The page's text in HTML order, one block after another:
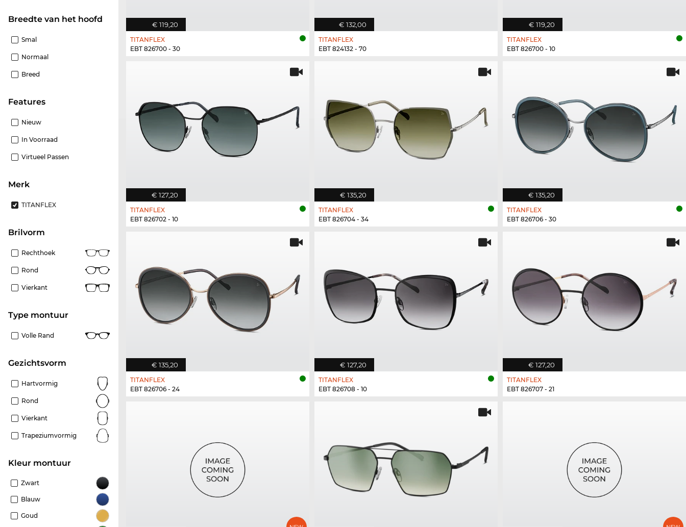
Breedte van het hoofd
Smal
Normaal
Breed
features
Nieuw
In Voorraad
Virtueel Passen
Merk
TITANFLEX
Brilvorm
Rechthoek
Rond
Vierkant
Type montuur
Volle Rand
Gezichtsvorm
Hartvormig
Rond
Vierkant
Trapeziumvormig
Kleur montuur
Zwart
Blauw
Goud
€ 119,20
TITANFLEX
EBT 826700 - 30
€ 132,00
TITANFLEX
EBT 824132 - 70
€ 119,20
TITANFLEX
EBT 826700 - 10
€ 127,20
TITANFLEX
EBT 826702 - 10
€ 135,20
TITANFLEX
EBT 826704 - 34
€ 135,20
TITANFLEX
EBT 826706 - 30
€ 135,20
TITANFLEX
EBT 826706 - 24
€ 127,20
TITANFLEX
EBT 826708 - 10
€ 127,20
TITANFLEX
EBT 826707 - 21